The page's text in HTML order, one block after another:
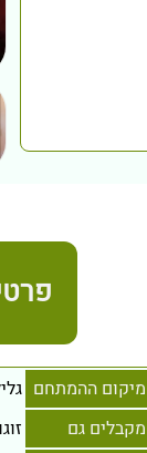
מיקום ההמתחם
מקבלים גם